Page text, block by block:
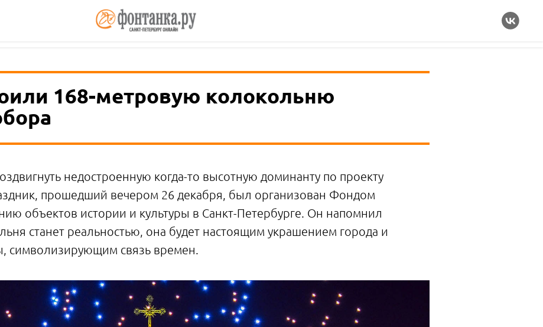
168-метровую колокольню
недостроенную когда-то высотную доминанту по проекту
прошедший вечером 26 декабря, был организован Фондом
объектов истории и культуры в Санкт-Петербурге. Он напомнил
станет реальностью, она будет настоящим украшением города и
символизирующим связь времен.